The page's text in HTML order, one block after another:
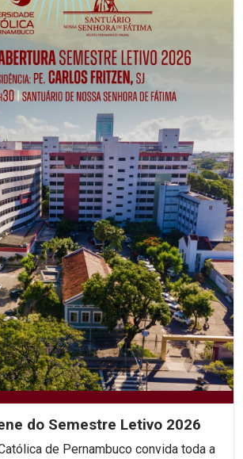
do Semestre Letivo 2026
de Pernambuco convida toda a